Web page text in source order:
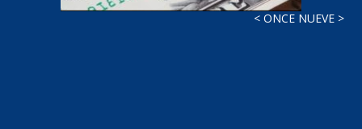
< ONCE NUEVE >